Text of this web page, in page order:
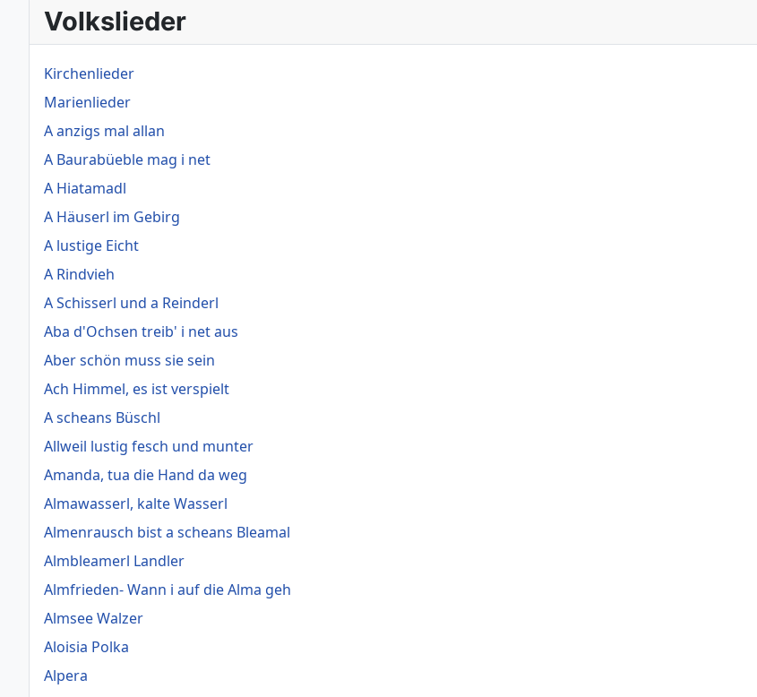
Volkslieder
Kirchenlieder
Marienlieder
A anzigs mal allan
A Baurabüeble mag i net
A Hiatamadl
A Häuserl im Gebirg
A lustige Eicht
A Rindvieh
A Schisserl und a Reinderl
Aba d'Ochsen treib' i net aus
Aber schön muss sie sein
Ach Himmel, es ist verspielt
A scheans Büschl
Allweil lustig fesch und munter
Amanda, tua die Hand da weg
Almawasserl, kalte Wasserl
Almenrausch bist a scheans Bleamal
Almbleamerl Landler
Almfrieden- Wann i auf die Alma geh
Almsee Walzer
Aloisia Polka
Alpera